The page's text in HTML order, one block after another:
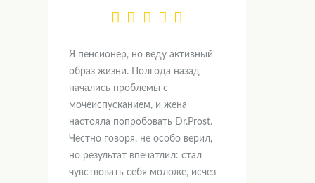
Я пенсионер, но веду активный
образ жизни. Полгода назад
начались проблемы с
мочеиспусканием, и жена
настояла попробовать Dr.Prost.
Честно говоря, не особо верил,
но результат впечатлил: стал
чувствовать себя моложе, исчез